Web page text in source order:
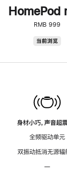
HomePod
RMB 999
当前浏览
身材小巧，声音超震
全频驱动单元
双振动抵消无源辐
—